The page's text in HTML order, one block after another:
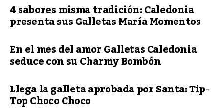
4 sabores misma tradición: Caledonia
presenta sus Galletas María Momentos
En el mes del amor Galletas Caledonia
seduce con su Charmy Bombón
Llega la galleta aprobada por Santa: Tip-
Top Choco Choco